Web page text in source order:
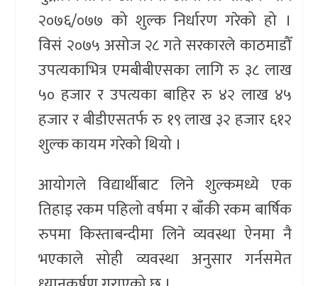
२०७६/०७७ को शुल्क निर्धारण गरेको हो ।
विसं २०७५ असोज २८ गते सरकारले काठमाडौँ
उपत्यकाभित्र एमबीबीएसका लागि रु ३८ लाख
५० हजार र उपत्यका बाहिर रु ४२ लाख ४५
हजार र बीडीएसतर्फ रु १९ लाख ३२ हजार ६१२
शुल्क कायम गरेको थियो ।
आयोगले विद्यार्थीबाट लिने शुल्कमध्ये एक
तिहाइ रकम पहिलो वर्षमा र बाँकी रकम बार्षिक
रुपमा किस्ताबन्दीमा लिने व्यवस्था ऐनमा नै
भएकाले सोही व्यवस्था अनुसार गर्नसमेत